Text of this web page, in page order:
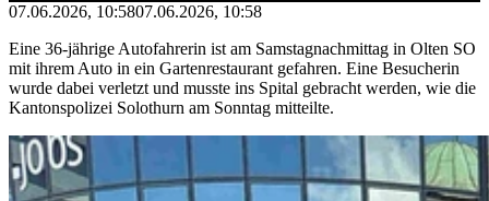
07.06.2026, 10:5807.06.2026, 10:58
Eine 36-jährige Autofahrerin ist am Samstagnachmittag in Olten SO
mit ihrem Auto in ein Gartenrestaurant gefahren. Eine Besucherin
wurde dabei verletzt und musste ins Spital gebracht werden, wie die
Kantonspolizei Solothurn am Sonntag mitteilte.